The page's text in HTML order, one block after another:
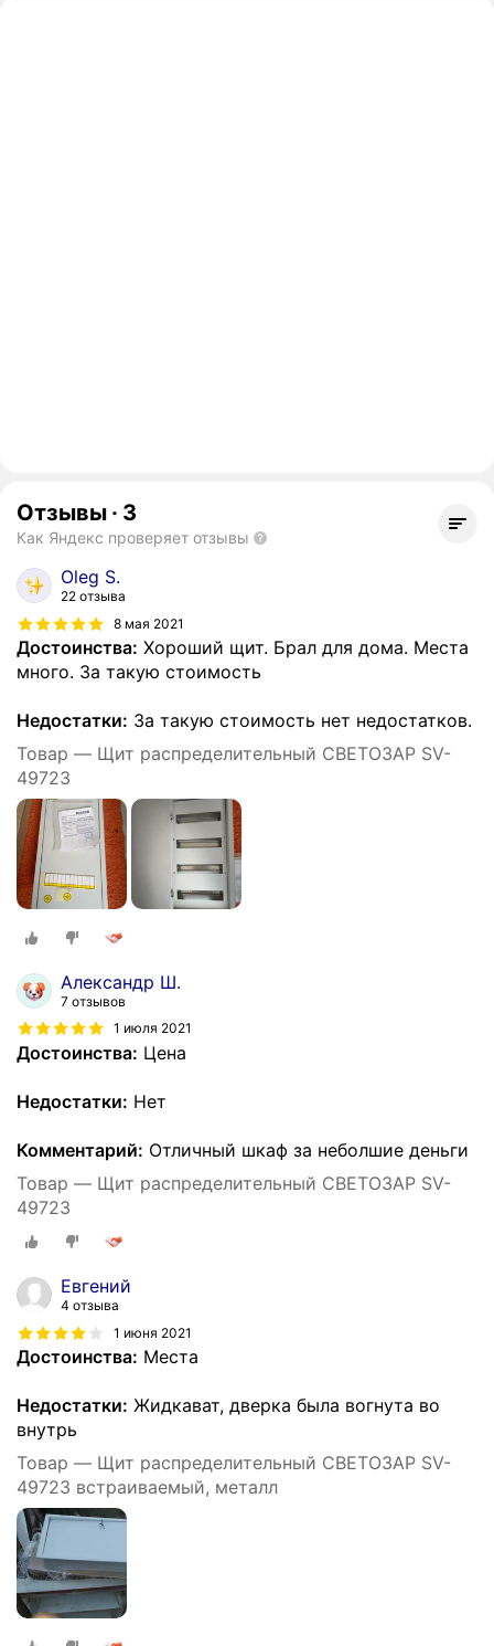
Отзывы · 3
Как Яндекс проверяет отзывы
Oleg S.
22 отзыва
8 мая 2021
Достоинства: Хороший щит. Брал для дома. Места
много. За такую стоимость
Недостатки: За такую стоимость нет недостатков.
Товар — Щит распределительный СВЕТОЗАР SV-
49723
Александр Ш.
7 отзывов
1 июля 2021
Достоинства: Цена
Недостатки: Нет
Комментарий: Отличный шкаф за неболшие деньги
Товар — Щит распределительный СВЕТОЗАР SV-
49723
Евгений
4 отзыва
1 июня 2021
Достоинства: Места
Недостатки: Жидкават, дверка была вогнута во
внутрь
Товар — Щит распределительный СВЕТОЗАР SV-
49723 встраиваемый, металл